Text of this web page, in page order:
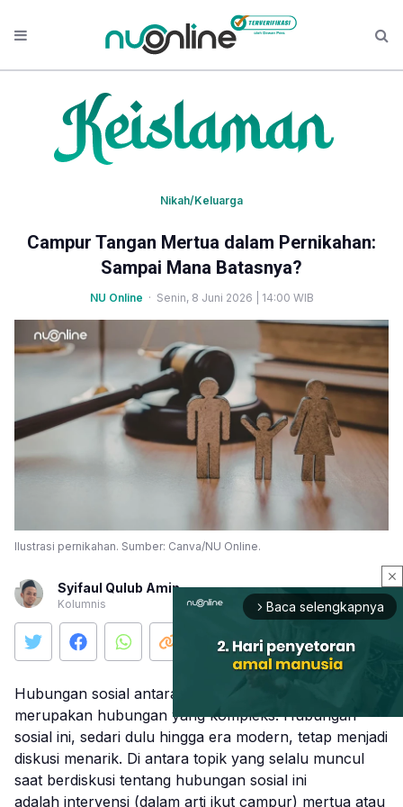
Nikah/Keluarga
Campur Tangan Mertua dalam Pernikahan:
Sampai Mana Batasnya?
NU Online · Senin, 8 Juni 2026 | 14:00 WIB
Ilustrasi pernikahan. Sumber: Canva/NU Online.
Syifaul Qulub Amin
Kolumnis
Hubungan sosial antara menantu dan mertua
merupakan hubungan yang kompleks. Hubungan
sosial ini, sedari dulu hingga era modern, tetap menjadi
diskusi menarik. Di antara topik yang selalu muncul
saat berdiskusi tentang hubungan sosial ini
adalah intervensi (dalam arti ikut campur) mertua atau
close
arrow_forward_ios Baca selengkapnya
Mute